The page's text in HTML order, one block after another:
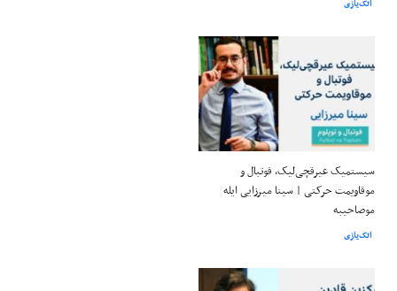
اتک‌یازی
سیستمیک عیرقچی‌لیک، فوتبال و
موقاویمت حرکتی | سینا میرزایی ایله
موصاحیبه
اتک‌یازی